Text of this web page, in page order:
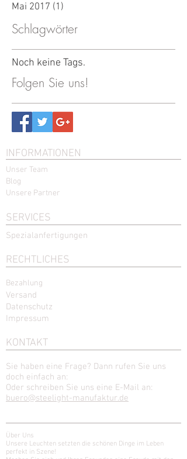
Folgen Sie uns!
Schlagwörter
Mai 2017 (1)
Noch keine Tags.
RECHTLICHES
Bezahlung
Versand
Datenschutz
Impressum
INFORMATIONEN
Unser Team
Blog
Über Uns
Unsere Leuchten setzten die schönen Dinge im Leben
perfekt in Szene!
SERVICES
Unsere Partner
Spezialanfertigungen
KONTAKT
Sie haben eine Frage? Dann rufen Sie uns
doch einfach an:
Oder schreiben Sie uns eine E-Mail an:
buero@steelight-manufaktur.de